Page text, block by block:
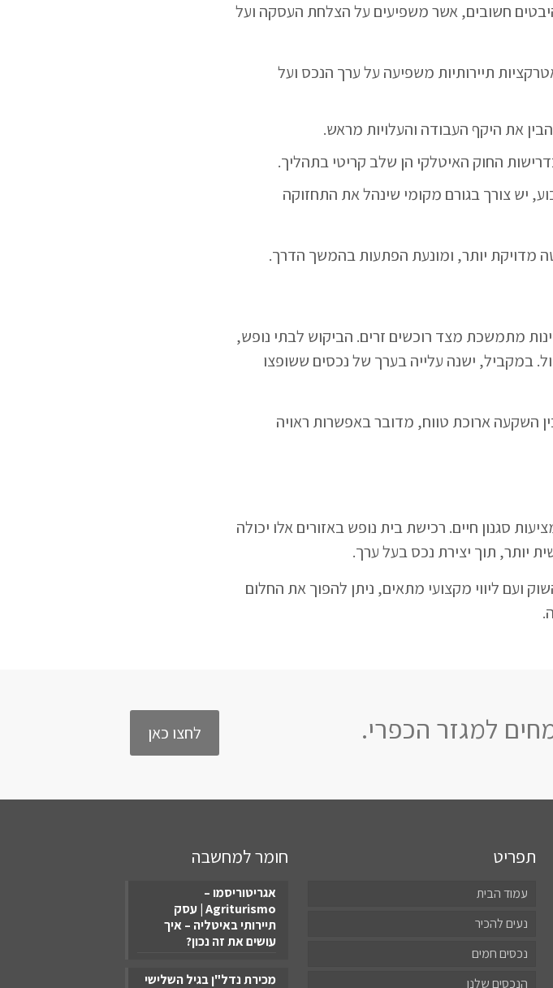
חשובים, אשר משפיעים על הצלחת העסקה ועל
תיירותיות משפיעה על ערך הנכס ועל
את היקף העבודה והעלויות מראש.
החוק האיטלקי הן שלב קריטי בתהליך.
יש צורך בגורם מקומי שינהל את התחזוקה
יותר, ומונעת הפתעות בהמשך הדרך.
מתמשכת מצד רוכשים זרים. הביקוש לבתי נופש,
במקביל, ישנה עלייה בערך של נכסים ששופצו
השקעה ארוכת טווח, מדובר באפשרות ראויה
סגנון חיים. רכישת בית נופש באזורים אלו יכולה
יותר, תוך יצירת נכס בעל ערך.
ועם ליווי מקצועי מתאים, ניתן להפוך את החלום
למגזר הכפרי. לחצו כאן
תפריט
עמוד הבית
נעים להכיר
נכסים חמים
הנכסים שלנו
חומר למחשבה
אגריטוריסמו –
Agriturismo | עסק
תיירותי באיטליה – איך
עושים את זה נכון?
מכירת נדל"ן בגיל השלישי